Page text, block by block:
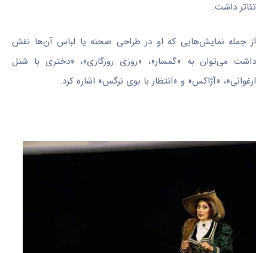
تئاتر داشت.
از جمله نمایش‌هایی که او در طراحی صحنه یا لباس آن‌ها نقش
داشت می‌توان به «گمسار»، «روزی روزگاری»، «دختری با شنل
ارغوانی»، «آژاکس» و «انتظار با بوی نرگس» اشاره کرد.